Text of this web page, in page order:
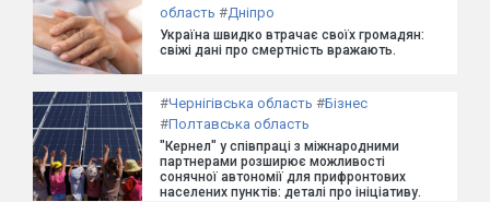
область #Дніпро
Україна швидко втрачає своїх громадян:
свіжі дані про смертність вражають.
#Чернігівська область #Бізнес
#Полтавська область
"Кернел" у співпраці з міжнародними
партнерами розширює можливості
сонячної автономії для прифронтових
населених пунктів: деталі про ініціативу.